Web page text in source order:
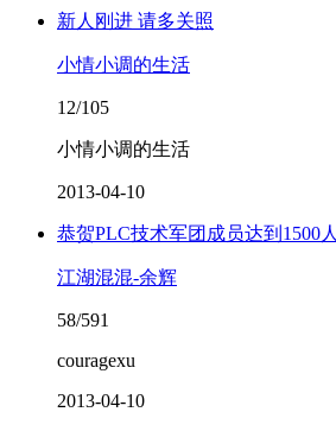
新人刚进 请多关照
小情小调的生活
12/105
小情小调的生活
2013-04-10
恭贺PLC技术军团成员达到1500人
江湖混混-余辉
58/591
couragexu
2013-04-10